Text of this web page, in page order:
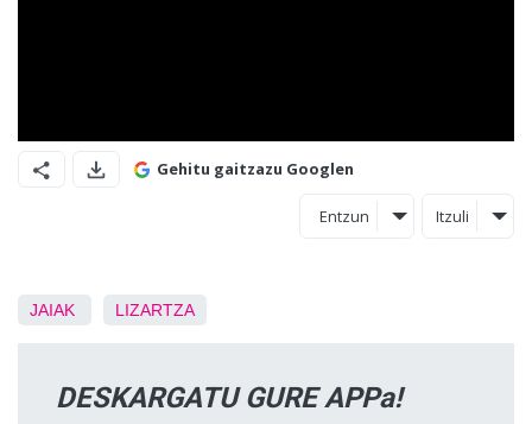
Gehitu gaitzazu Googlen
Entzun Itzuli
JAIAK LIZARTZA
DESKARGATU GURE APPa!